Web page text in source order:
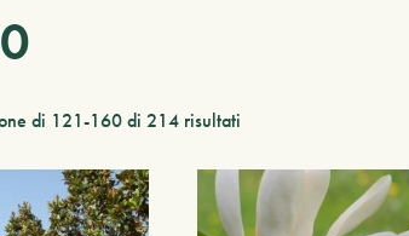
di 121-160 di 214 risultati